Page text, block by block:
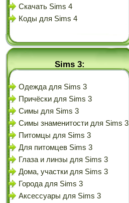
Скачать Sims 4
Коды для Sims 4
Sims 3:
Одежда для Sims 3
Причёски для Sims 3
Симы для Sims 3
Симы знаменитости для Sims 3
Питомцы для Sims 3
Для питомцев Sims 3
Глаза и линзы для Sims 3
Дома, участки для Sims 3
Города для Sims 3
Аксессуары для Sims 3